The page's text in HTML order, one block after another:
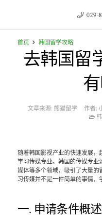
029-
首页 韩国留学攻略
去韩国留
文章来源: 熊猫留学 作者:
随着韩国影视产业的快速发展，
学习传媒专业。韩国的传媒专
媒体等多个领域，吸引了大量
习传媒并不是一件简单的事情，
一. 申请条件概述